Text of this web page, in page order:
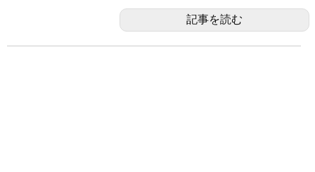
記事を読む